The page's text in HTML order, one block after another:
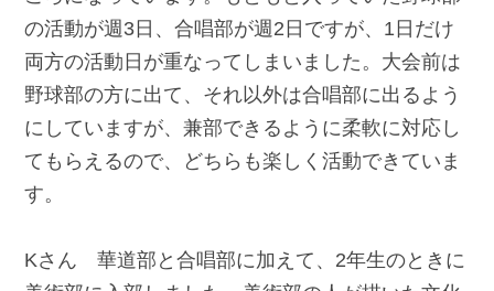
の活動が週3日、合唱部が週2日ですが、1日だけ
両方の活動日が重なってしまいました。大会前は
野球部の方に出て、それ以外は合唱部に出るよう
にしていますが、兼部できるように柔軟に対応し
てもらえるので、どちらも楽しく活動できていま
す。
Kさん 華道部と合唱部に加えて、2年生のときに